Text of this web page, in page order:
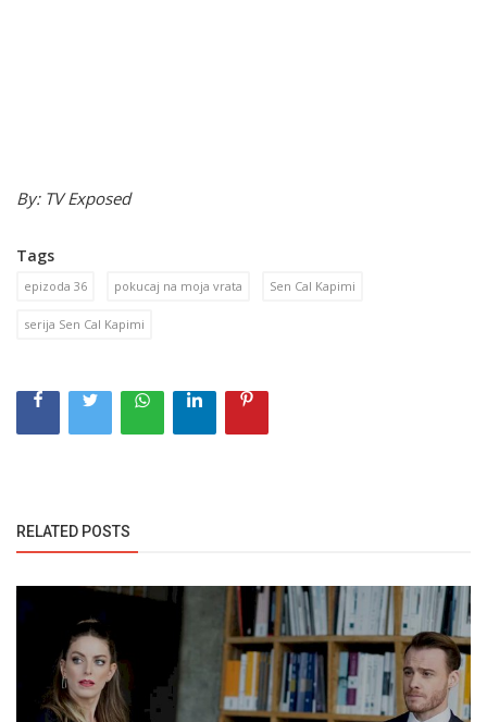
By: TV Exposed
Tags
epizoda 36 pokucaj na moja vrata Sen Cal Kapimi
serija Sen Cal Kapimi
RELATED POSTS